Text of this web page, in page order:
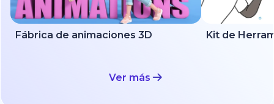
Fábrica de animaciones 3D
Ver más